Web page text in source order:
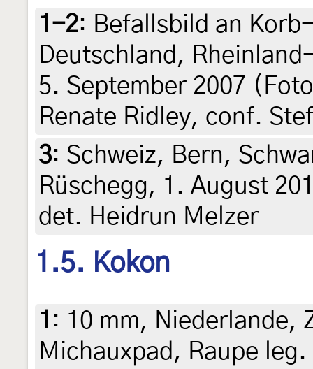
1-2: Befallsbild an
Deutschland,
5. September 2007
Renate Ridley, conf.
3: Schweiz, Bern,
Rüschegg, 1. August
det. Heidrun Melzer
1.5. Kokon
1 : 10 mm, Niederlande,
Michauxpad, Raupe